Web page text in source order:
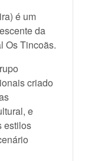
é um
da
Os Tincoãs.
criado
e
estilos